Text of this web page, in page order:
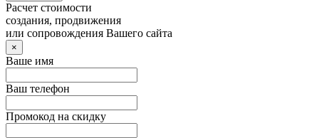
Расчет стоимости
создания, продвижения
или сопровождения Вашего сайта
×
Ваше имя
Ваш телефон
Промокод на скидку